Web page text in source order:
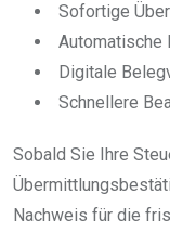
Sofortige
Automatische
Digitale
Schnellere
Sobald Sie Ihre
Nachweis für die